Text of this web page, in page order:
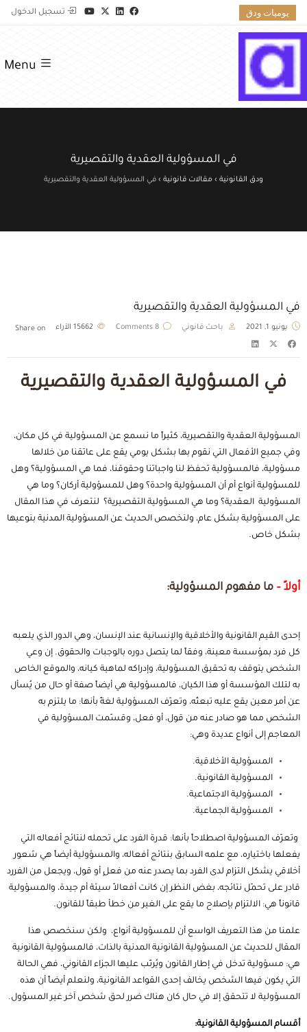
يوميات ودق تسجيل الدخول
Menu
في المسؤولية العقدية والتقصيرية
ودق القانونية › مقالات قانونية › في المسؤولية العقدية والتقصيرية
في المسؤولية العقدية والتقصيرية
يونيو 1, 2021 باحث قانوني 8 Comments الآراء Share on
في المسؤولية العقدية والتقصيرية
المسؤولية العقدية والتقصيرية، كثيراً ما نسمع عن المسؤولية في كل مكان،
وفي جميع الأفعال التي نقوم بها بشكل يومي يقع على عاتقنا من خلالها
مسؤولية، فالمسؤولية تحفظ لنا واجباتنا وحقوقنا، فما هي المسؤولية؟ وهل
للمسؤولية أنواع أم أن المسؤولية واحدة؟ وهل للمسؤولية أركان؟ وما هي
المسؤولية العقدية؟ وما هي المسؤولية التقصيرية؟ لنتعرف في هذا المقال
على المسؤولية بشكل عام، ولنخصص الحديث عن المسؤولية المدنية بنوعيها
بشكل خاص.
أولاً – ما مفهوم المسؤولية:
إحدى القيم القانونية والأخلاقية والإنسانية عند الإنسان، وهي الدور الذي يلعبه
كل فرد بمؤسسة معينة، وفقاً لما يتصل دوره بالوجبات والحقوق. إن وعي
الشخص يتوقف به تحقيق المسؤولية، وإدراكه لماهية كيانه، والموقع الخاص
به لتلك المؤسسة أو هذا الكيان، فالمسؤولية هي أيضاً صفة أو حال من يُسأل
عن أمر معين يقع عليه تبعتُه، وتعرّف المسؤولية لغةً بأنها: ما يلتزم به
الشخص مما هو صادر عنه من قول، أو فعل، وقسّمت المسؤولية في
المعاجم إلى أنواع عديدة وهي:
المسؤولية الأخلاقية.
المسؤولية القانونية.
المسؤولية الاجتماعية.
المسؤولية الجماعية.
وتعرّف المسؤولية اصطلاحاً بأنها: قدرة الفرد على تحمله لنتائج أفعاله التي
يفعلها باختياره، مع علمه السابق بنتائج أفعاله، والمسؤولية أيضاً هي شعور
أخلاقي يشكل التزام لدى الفرد بما يصدر عنه من فعلٍ أو قول، ويجعل من الفررد
قادر على تحمّل نتائجه، بغض النظر إن كانت أفعالاً سيئة أم جيدة، والمسؤولية
قانوناً هي: الالتزام بإصلاح ما يقع على الغير من خطأ طبقاً للقانون.
علمنا من هذا التعريف الواسع أن للمسؤولية أنواع، ولكن سنخصص هذا
المقال للحديث عن المسؤولية القانونية المدنية بالذات، فالمسؤولية القانونية
هي: مسؤولية تدخل في إطار القانون ويُرتّب عليها الجزاء القانوني، فهي الحالة
التي يكون فيها الشخص يخالف إحدى القواعد القانونية، ولنعلم أيضاً أن هذه
المسؤولية لا تتحقق إلا في حال كان هناك ضرر لحق شخص آخر غير المسؤول.
أقسام المسؤولية القانونية: